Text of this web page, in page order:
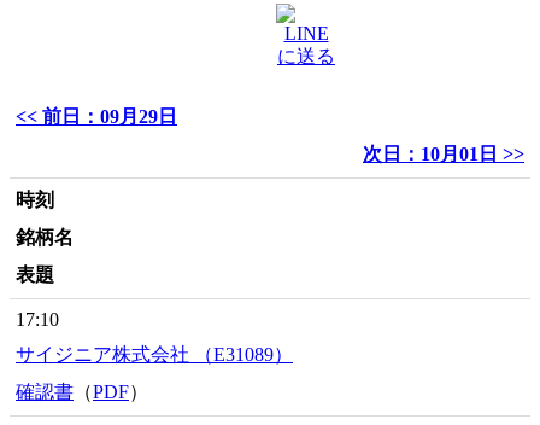
<< 前日：09月29日
次日：10月01日 >>
時刻
銘柄名
表題
17:10
サイジニア株式会社 （E31089）
確認書 （PDF）